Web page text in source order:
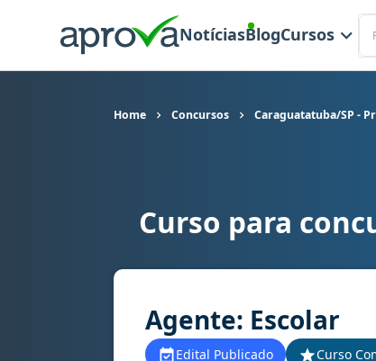
NotíciasBlogCursos
Home Concursos Caraguatatuba/SP -
Curso para concurso Caraguatatuba/SP -
Curso para
Agente: Escolar
Edital Publicado Curso